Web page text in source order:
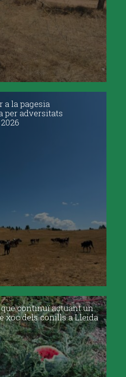
a la pagesia
per adversitats
continuï actuant un
xoc dels conills a Lleida